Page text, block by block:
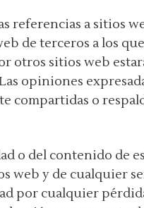
a sitios
de terceros a los que
otros sitios web
opiniones
compartidas o
o del contenido de
web y de cualquier
por cualquier